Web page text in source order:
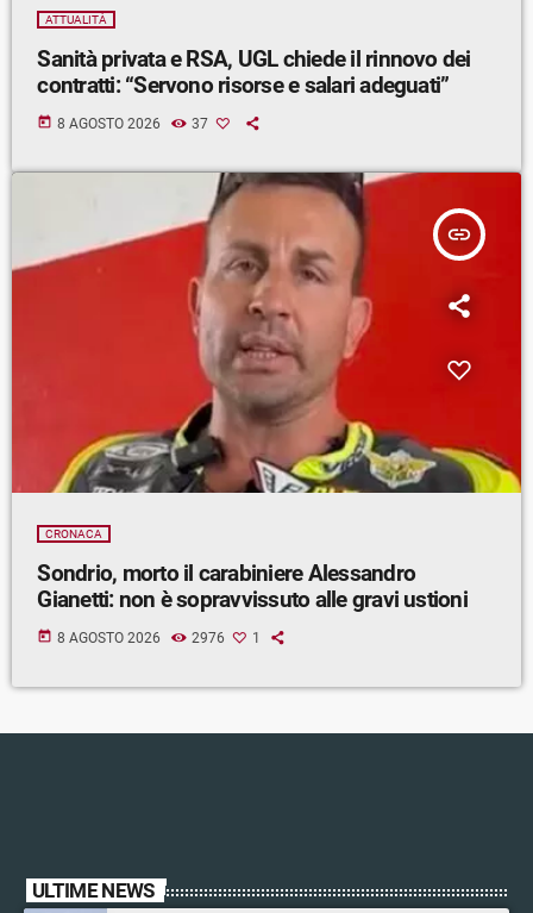
ATTUALITÀ
Sanità privata e RSA, UGL chiede il rinnovo dei
contratti: “Servono risorse e salari adeguati”
today 8 AGOSTO 2026 37
insert_link
CRONACA
Sondrio, morto il carabiniere Alessandro
Gianetti: non è sopravvissuto alle gravi ustioni
today 8 AGOSTO 2026 2976 1
ULTIME NEWS